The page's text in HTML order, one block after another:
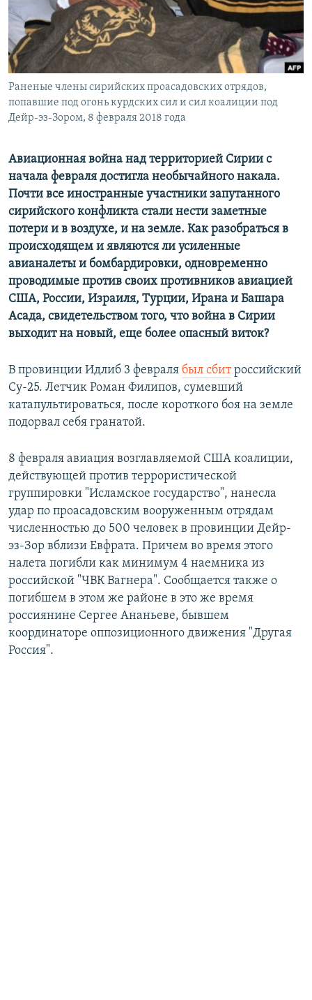
ПОБЕДИТЕЛЕЙ НЕ СУДЯТ?
КРЫМ.НЕПОКОРЕННЫЙ
ELIFBE
УКРАИНСКАЯ ПРОБЛЕМА КРЫМА
ПРИСОЕДИНЯЙТЕСЬ!
Все сайты RFE/RL
Раненые члены сирийских проасадовских отрядов,
попавшие под огонь курдских сил и сил коалиции под
Дейр-эз-Зором, 8 февраля 2018 года
Авиационная война над территорией Сирии с
начала февраля достигла необычайного накала.
Почти все иностранные участники запутанного
сирийского конфликта стали нести заметные
потери и в воздухе, и на земле. Как разобраться в
происходящем и являются ли усиленные
авианалеты и бомбардировки, одновременно
проводимые против своих противников авиацией
США, России, Израиля, Турции, Ирана и Башара
Асада, свидетельством того, что война в Сирии
выходит на новый, еще более опасный виток?
В провинции Идлиб 3 февраля был сбитроссийский
Су-25. Летчик Роман Филипов, сумевший
катапультироваться, после короткого боя на земле
подорвал себя гранатой.
8 февраля авиация возглавляемой США коалиции,
действующей против террористической
группировки "Исламское государство", нанесла
удар по проасадовским вооруженным отрядам
численностью до 500 человек в провинции Дейр-
эз-Зор вблизи Евфрата. Причем во время этого
налета погибли как минимум 4 наемника из
российской "ЧВК Вагнера". Сообщается также о
погибшем в этом же районе в это же время
россиянине Сергее Ананьеве, бывшем
координаторе оппозиционного движения "Другая
Россия".